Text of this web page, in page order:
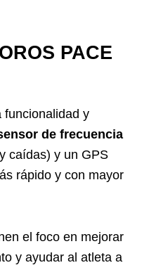
PACE
funcionalidad y
de frecuencia
caídas) y un GPS
rápido y con mayor
el foco en mejorar
y ayudar al atleta a